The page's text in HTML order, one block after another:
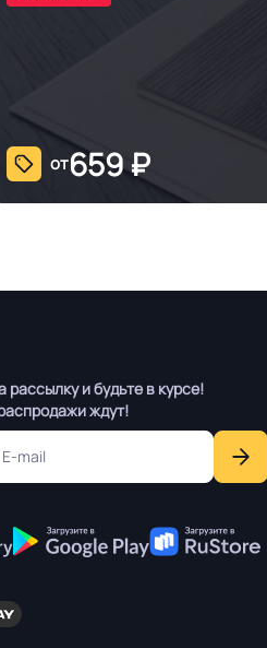
от659₽
и будьте в курсе!
ждут!